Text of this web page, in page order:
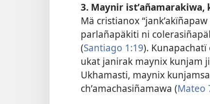
3. Maynir
Mä cristianox
parlañapäkiti ni
(Santiago 1:19).
ukat janirak maynix kunjam
Ukhamasti, maynix
chʼamachasiñamawa (Mateo